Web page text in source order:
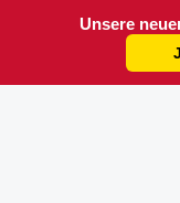
Unsere